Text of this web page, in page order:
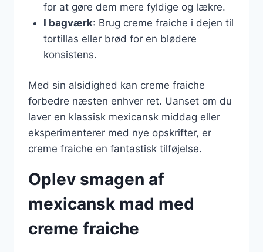
for at gøre dem mere fyldige og lækre.
I bagværk: Brug creme fraiche i dejen til
tortillas eller brød for en blødere
konsistens.
Med sin alsidighed kan creme fraiche
forbedre næsten enhver ret. Uanset om du
laver en klassisk mexicansk middag eller
eksperimenterer med nye opskrifter, er
creme fraiche en fantastisk tilføjelse.
Oplev smagen af
mexicansk mad med
creme fraiche